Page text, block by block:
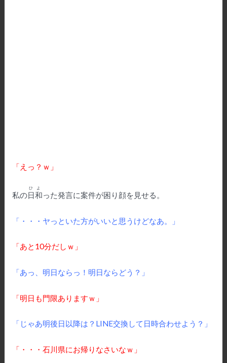
「えっ？ｗ」
私の日和
ひよ
った発言に案件が困り顔を見せる。
「・・・ヤっといた方がいいと思うけどなあ。」
「あと10分だしｗ」
「あっ、明日ならっ！明日ならどう？」
「明日も門限ありますｗ」
「じゃあ明後日以降は？LINE交換して日時合わせよう？」
「・・・石川県にお帰りなさいなｗ」